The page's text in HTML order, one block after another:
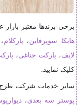
برخی برندها معتبر بازار
هایکا سوپرفاین، پارکلام،
لایف، پارکت جناغی،
کلیک نمایید.
سایر خدمات شرکت طرح
پوستر سه بعدی،